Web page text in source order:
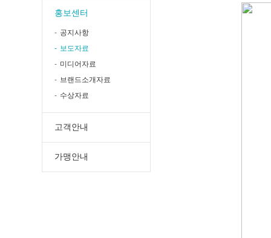
홍보센터
공지사항
보도자료
미디어자료
브랜드소개자료
수상자료
고객안내
가맹안내